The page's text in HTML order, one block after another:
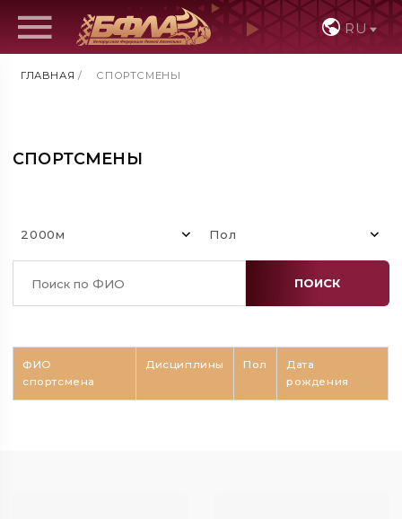
RU
ГЛАВНАЯ / СПОРТСМЕНЫ
СПОРТСМЕНЫ
2000м Пол
ПОИСК
ФИО
спортсмена
Дисциплины Пол
Дата
рождения